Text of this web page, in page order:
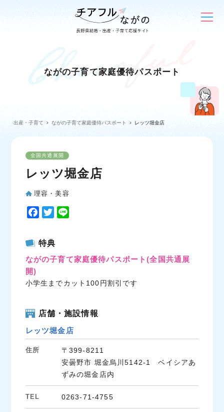
ながの子育て家庭優待パスポート
出産・子育て ながの子育て家庭優待パスポート レッツ堀金店
全国共通展開
レッツ堀金店
理容・美容
F
e
b
o
T
t
t
r
特典
ながの子育て家庭優待パスポート(全国共通展
開)
小学生までカット100円割引です
店舗・施設情報
レッツ堀金店
住所
〒399-8211
安曇野市 堀金烏川5142-1 ベイシアあ
ずみの堀金店内
TEL 0263-71-4755